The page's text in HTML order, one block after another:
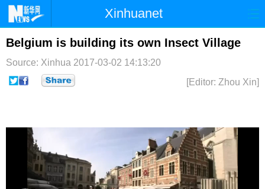
Xinhuanet
首页 时政 国际 港澳
台湾 财经 法治
纪检 军事
博客
Belgium is building its own Insect Village
Source: Xinhua 2017-03-02 14:13:20
[Editor: Zhou Xin]